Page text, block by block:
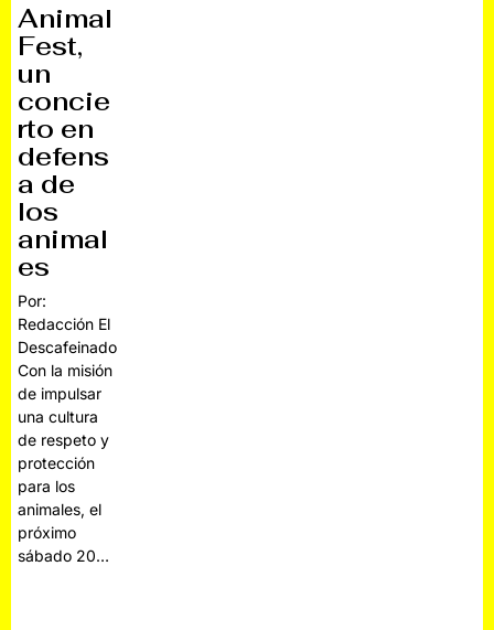
Animal
Fest,
un
concie
rto en
defens
a de
los
animal
es
Por:
Redacción El
Descafeinado
Con la misión
de impulsar
una cultura
de respeto y
protección
para los
animales, el
próximo
sábado 20…